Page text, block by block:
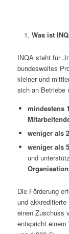
Was ist
INQA steht für
bundesweites
kleiner und
sich an Betriebe
mindestens
weniger als
weniger als
und
Die Förderung
und akkreditierte
einen Zuschuss
entspricht einem